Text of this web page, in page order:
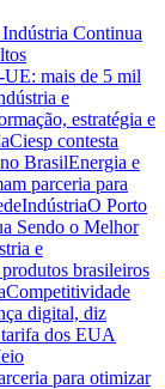
Continua
mais de 5 mil
e
estratégia e
Ciesp contesta
BrasilEnergia e
parceria para
IndústriaO Porto
Sendo o Melhor
e
brasileiros
Competitividade
digital, diz
dos EUA
para otimizar